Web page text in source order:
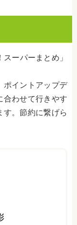
ーパーまとめ」
ポイントアップデ
合わせて行きやす
す。節約に繋げら